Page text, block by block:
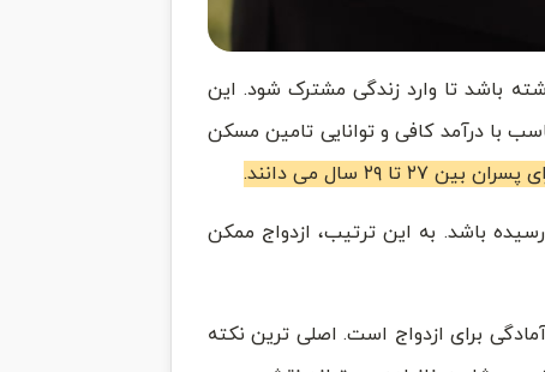
باشد تا وارد زندگی مشترک شود. این
با درآمد کافی و توانایی تامین مسکن
باشد. به این ترتیب، ازدواج ممکن
برای ازدواج است. اصلی ترین نکته